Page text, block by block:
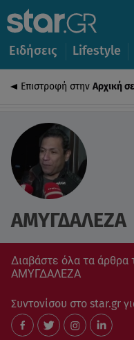
Ειδήσεις Lifestyle
Επιστροφή στην Αρχική
ΑΜΥΓΔΑΛΕΖΑ
Διαβάστε όλα τα άρθρα
ΑΜΥΓΔΑΛΕΖΑ
Συντονίσου στο star.gr